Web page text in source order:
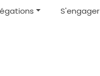
S'engager